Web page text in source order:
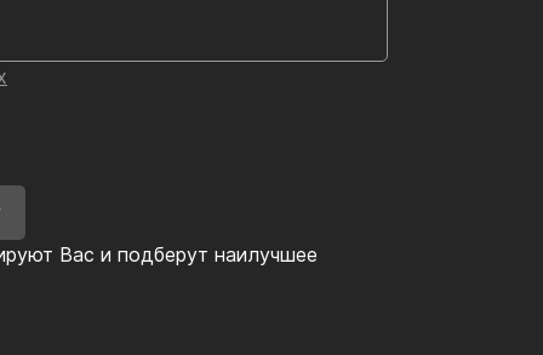
Вас и подберут наилучшее